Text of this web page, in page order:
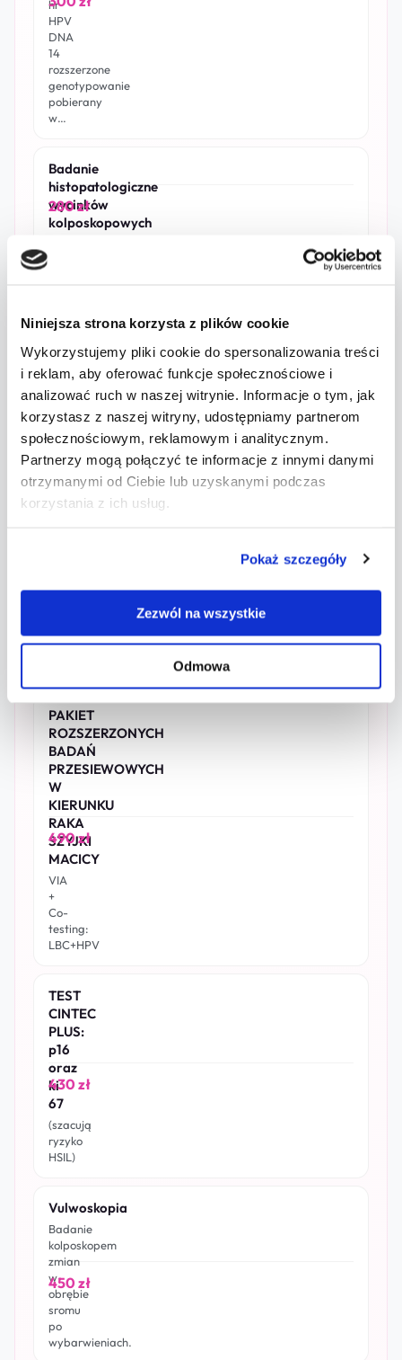
Niniejsza strona korzysta z plików cookie
Wykorzystujemy pliki cookie do spersonalizowania treści
i reklam, aby oferować funkcje społecznościowe i
analizować ruch w naszej witrynie. Informacje o tym, jak
korzystasz z naszej witryny, udostępniamy partnerom
społecznościowym, reklamowym i analitycznym.
Partnerzy mogą połączyć te informacje z innymi danymi
otrzymanymi od Ciebie lub uzyskanymi podczas
korzystania z ich usług.
Pokaż szczegóły
Zezwól na wszystkie
Odmowa
hr
HPV
DNA
14
rozszerzone
genotypowanie
pobierany
w…
Badanie
histopatologiczne
wycinków
kolposkopowych
280 zł
Oznaczenie
oporu
nabłonka
szyjki
macicy,
w
czasie
kolposkopii
450 zł
VIA
Ocena
wykorzystaniem
PAKIET
ROZSZERZONYCH
BADAŃ
PRZESIEWOWYCH
W
KIERUNKU
RAKA
SZYJKI
MACICY
VIA
+
Co-
testing:
LBC+HPV
490 zł
TEST
CINTEC
PLUS:
p16
oraz
ki
67
(szacują
ryzyko
HSIL)
430 zł
Vulwoskopia
Badanie
kolposkopem
zmian
w
obrębie
sromu
po
wybarwieniach.
450 zł